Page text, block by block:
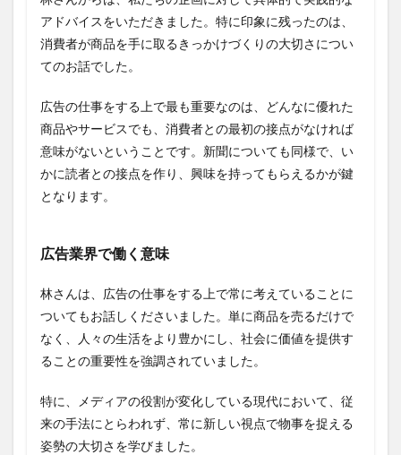
アドバイスをいただきました。特に印象に残ったのは、
消費者が商品を手に取るきっかけづくりの大切さについ
てのお話でした。
広告の仕事をする上で最も重要なのは、どんなに優れた
商品やサービスでも、消費者との最初の接点がなければ
意味がないということです。新聞についても同様で、い
かに読者との接点を作り、興味を持ってもらえるかが鍵
となります。
広告業界で働く意味
林さんは、広告の仕事をする上で常に考えていることに
ついてもお話しくださいました。単に商品を売るだけで
なく、人々の生活をより豊かにし、社会に価値を提供す
ることの重要性を強調されていました。
特に、メディアの役割が変化している現代において、従
来の手法にとらわれず、常に新しい視点で物事を捉える
姿勢の大切さを学びました。